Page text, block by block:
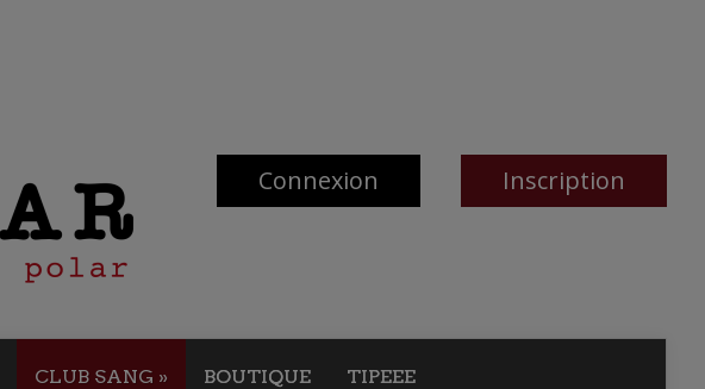
Connexion Inscription
CLUB SANG » BOUTIQUE TIPEEE